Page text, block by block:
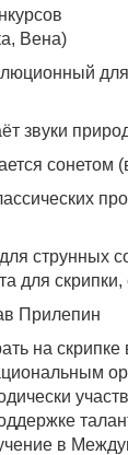
Вена)
для
звуки
струнных
для
Прилепин
на
в